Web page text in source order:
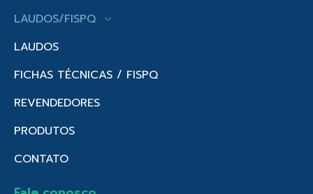
LAUDOS/FISPQ
LAUDOS
FICHAS TÉCNICAS / FISPQ
REVENDEDORES
PRODUTOS
CONTATO